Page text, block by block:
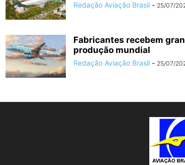
Redação Aviação Brasil - 25/07/
Fabricantes recebem
produção mundial
Redação Aviação Brasil - 25/07/